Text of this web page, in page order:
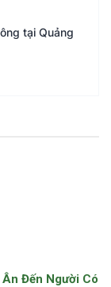
tại Quảng
Đến Người Có